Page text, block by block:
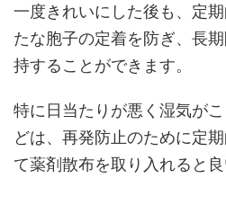
一度きれいにした後も、定
たな胞子の定着を防ぎ、長
持することができます。
特に日当たりが悪く湿気が
どは、再発防止のために定
て薬剤散布を取り入れると良